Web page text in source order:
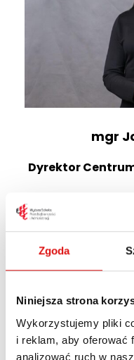
Zgoda
Niniejsza strona
Wykorzystujemy pliki
i reklam, aby oferować
analizować ruch w
mgr
Dyrektor
tel.